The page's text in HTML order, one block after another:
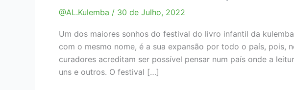
@AL.Kulemba / 30 de Julho, 2022
Um dos maiores sonhos do festival do livro infantil da
com o mesmo nome, é a sua expansão por todo o país, pois,
curadores acreditam ser possível pensar num país onde a
uns e outros. O festival […]